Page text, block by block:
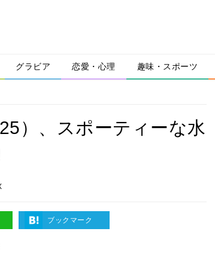
グラビア 恋愛・心理 趣味・スポーツ
）、スポーティーな水
ブックマーク